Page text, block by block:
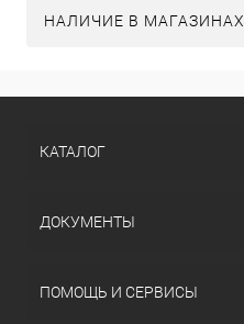
НАЛИЧИЕ В МАГАЗИНАХ
КАТАЛОГ
ДОКУМЕНТЫ
ПОМОЩЬ И СЕРВИСЫ